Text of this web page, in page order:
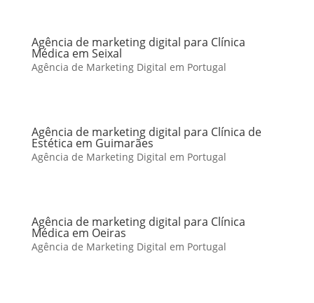
Agência de marketing digital para Clínica
Médica em Seixal
Agência de Marketing Digital em Portugal
Agência de marketing digital para Clínica de
Estética em Guimarães
Agência de Marketing Digital em Portugal
Agência de marketing digital para Clínica
Médica em Oeiras
Agência de Marketing Digital em Portugal